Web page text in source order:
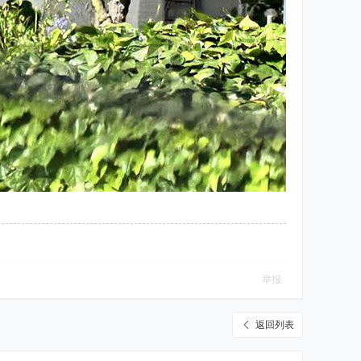
举报
返回列表